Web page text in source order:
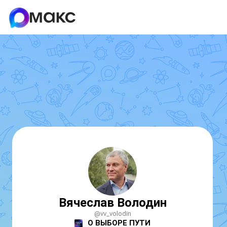
Вячеслав Володин
@vv_volodin
О ВЫБОРЕ ПУТИ